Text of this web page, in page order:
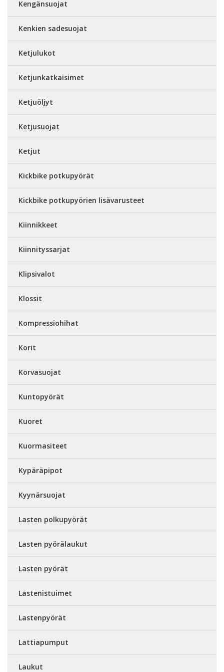
Kengänsuojat
Kenkien sadesuojat
Ketjulukot
Ketjunkatkaisimet
Ketjuöljyt
Ketjusuojat
Ketjut
Kickbike potkupyörät
Kickbike potkupyörien lisävarusteet
Kiinnikkeet
Kiinnityssarjat
Klipsivalot
Klossit
Kompressiohihat
Korit
Korvasuojat
Kuntopyörät
Kuoret
Kuormasiteet
Kypäräpipot
Kyynärsuojat
Lasten polkupyörät
Lasten pyörälaukut
Lasten pyörät
Lastenistuimet
Lastenpyörät
Lattiapumput
Laukut